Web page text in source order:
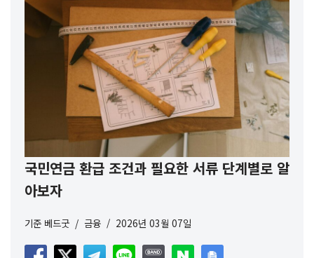
국민연금 환급 조건과 필요한 서류 단계별로 알
아보자
기준 베드굿 금융 2026년 03월 07일